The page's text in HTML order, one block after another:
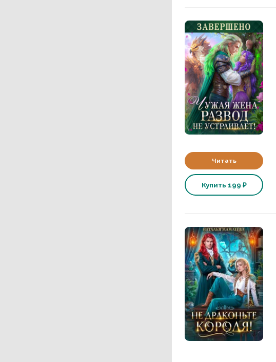
Читать
Купить 199 ₽